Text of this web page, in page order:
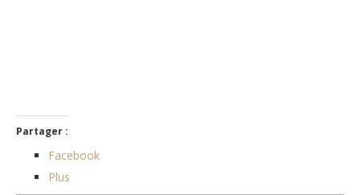
Partager :
Facebook
Plus